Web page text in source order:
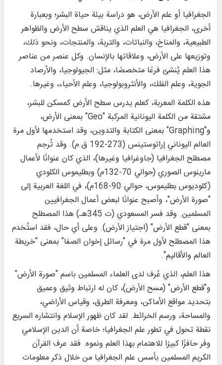
الجغرافيا أو علم الأرض، هو دراسة بيئة حياة البشر؛ وبعبارة
أخرى، الجغرافيا هي العلم الذي يناقش سطح الأرض والظواهر
الطبيعية، والمناخ، والنباتات، والتربة، والمنتجات، ونحو ذلك،
وتوزيعها على الأرض، وعلاقاتها بالإنسان. وكل عنصر من عناصر
هذا العلم يُنشئ فرعًا متخصصًا، مثل: الجيولوجيا، والأرصاد
الجوية، وعلم الفلك، والأنثروبولوجيا، وعلم الأحياء، وغيرها.
هذه الكلمة المعربة، كعلم يدرس سطح الأرض كمسكن للبشر،
مشتقة من الكلمة اليونانية المركبة "Geo" بمعنى الأرض،
و"Graphing" بمعنى الكتابة والتدوين، وقد استخدمها لأول مرة
العالم اليوناني إراتوستينس (273-192 ق.م). وقد تُرجم
مصطلح الجغرافيا (جاوغرافيا وغيرها)، الذي كان عنوانًا لأعمال
مارينوس الصوري (حوالي 70-132م) وبطليموس الكلودي
(كلوديوس بطليموس، حوالي 90-168م)، في اللغة العربية إلى
"صورة الأرض"، وأصبح عنوانًا لبعض أعمال الجغرافيين
المسلمين. وقد فسر المسعودي (ت 345هـ) هذا المصطلح
بمعنى "قطع الأرض" (اجتياز الأرض). وعلى أي حال، فقد استُخدم
هذا المصطلح لأول مرة في "رسائل إخوان الصفا" بمعنى "خريطة
العالم والأقاليم".
هذا العلم، الذي عُرف لدى العلماء المسلمين باسم "صورة الأرض"
و"قطع الأرض" (مسح الأرض)، كان له ارتباط وثيق وعميق
بتحديد مواقع الأماكن، ومعرفة الطرق، وقياس الأراضي،
والمساحة، ورسم الخرائط. لقد كان ظهور الإسلام وانتشاره السريع
نقطة تحول في تطور علم الجغرافيا؛ خاصة أن الدين الإسلامي
وفر حافزًا كبيرًا للاهتمام بهذا العلم ونموه. فقد عرف القرآن
الكريم المسلمين بأسس علم الجغرافيا من خلال ذكر معلومات